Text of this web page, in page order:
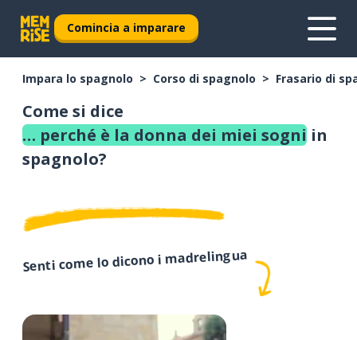
Comincia a imparare
Impara lo spagnolo Corso di spagnolo Frasario di
Come si dice
… perché è la donna dei miei sogni in
spagnolo?
Senti come lo dicono i madrelingua